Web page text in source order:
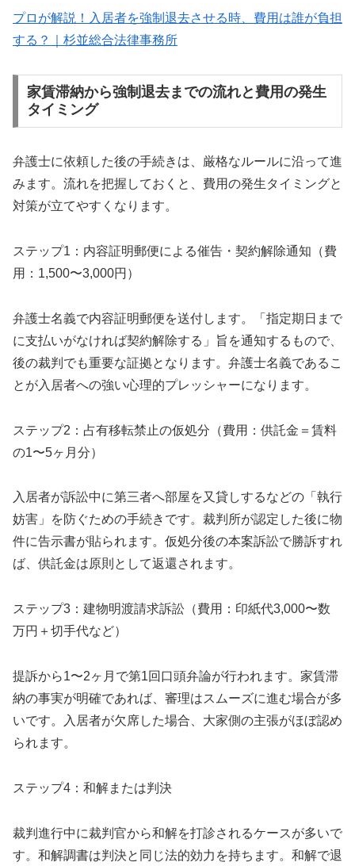
プロが解説！入居者を強制退去させる時、費用は誰が負担
する？｜杉並総合法律事務所
家賃滞納から強制退去までの流れと費用の発生
タイミング
弁護士に依頼した後の手続きは、厳格なルールに沿って進
みます。流れを把握しておくと、費用の発生タイミングと
対策が立てやすくなります。
ステップ1：内容証明郵便による催告・契約解除通知（費
用：1,500〜3,000円）
弁護士名義で内容証明郵便を送付します。「指定期日まで
に支払いがなければ契約解除する」旨を通知するもので、
後の裁判でも重要な証拠となります。弁護士名義であるこ
とが入居者への強い心理的プレッシャーになります。
ステップ2：占有移転禁止の仮処分（費用：供託金＝賃料
の1〜5ヶ月分）
入居者が訴訟中に第三者へ部屋を又貸しするなどの「執行
妨害」を防ぐための手続きです。裁判所が認定した後に物
件に告示書が貼られます。仮処分後の本案訴訟で勝訴すれ
ば、供託金は原則として返還されます。
ステップ3：建物明渡請求訴訟（費用：印紙代3,000〜数
万円＋切手代など）
提訴から1〜2ヶ月で第1回口頭弁論が行われます。家賃滞
納の事実が明確であれば、審理はスムーズに進む場合が多
いです。入居者が欠席した場合、大家側の主張がほぼ認め
られます。
ステップ4：和解または判決
裁判進行中に裁判官から和解を打診されるケースが多いで
す。和解調書は判決と同じ法的効力を持ちます。和解で退